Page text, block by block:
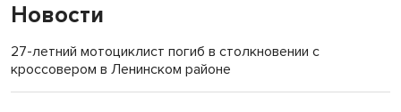
Новости
27-летний мотоциклист погиб в столкновении с
кроссовером в Ленинском районе